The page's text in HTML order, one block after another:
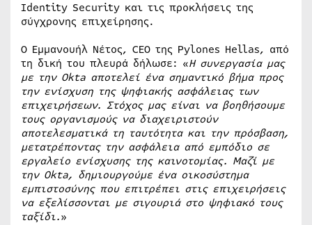
Identity Security και τις προκλήσεις της
σύγχρονης επιχείρησης.
Ο Εμμανουήλ Νέτος, CEO της Pylones Hellas, από
τη δική του πλευρά δήλωσε: «Η συνεργασία μας
με την Okta αποτελεί ένα σημαντικό βήμα προς
την ενίσχυση της ψηφιακής ασφάλειας των
επιχειρήσεων. Στόχος μας είναι να βοηθήσουμε
τους οργανισμούς να διαχειριστούν
αποτελεσματικά τη ταυτότητα και την πρόσβαση,
μετατρέποντας την ασφάλεια από εμπόδιο σε
εργαλείο ενίσχυσης της καινοτομίας. Μαζί με
την Okta, δημιουργούμε ένα οικοσύστημα
εμπιστοσύνης που επιτρέπει στις επιχειρήσεις
να εξελίσσονται με σιγουριά στο ψηφιακό τους
ταξίδι.»